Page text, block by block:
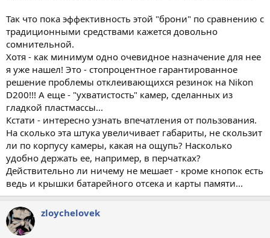
Так что пока эффективность этой "брони" по сравнению с
традиционными средствами кажется довольно
сомнительной.
Хотя - как минимум одно очевидное назначение для нее
я уже нашел! Это - стопроцентное гарантированное
решение проблемы отклеивающихся резинок на Nikon
D200!!! А еще - "ухватистость" камер, сделанных из
гладкой пластмассы...
Кстати - интересно узнать впечатления от пользования.
На сколько эта штука увеличивает габариты, не скользит
ли по корпусу камеры, какая на ощупь? Насколько
удобно держать ее, например, в перчатках?
Действительно ли ничему не мешает - кроме кнопок есть
ведь и крышки батарейного отсека и карты памяти...
zloychelovek